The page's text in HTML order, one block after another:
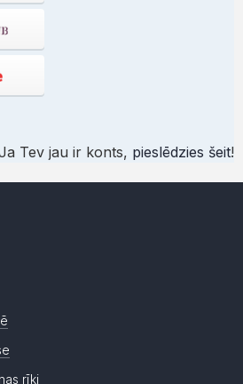
Tev jau ir konts, pieslēdzies šeit!
rīki